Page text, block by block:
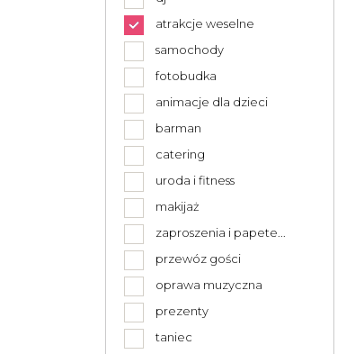
atrakcje weselne
samochody
fotobudka
animacje dla dzieci
barman
catering
uroda i fitness
makijaż
zaproszenia i papete...
przewóz gości
oprawa muzyczna
prezenty
taniec